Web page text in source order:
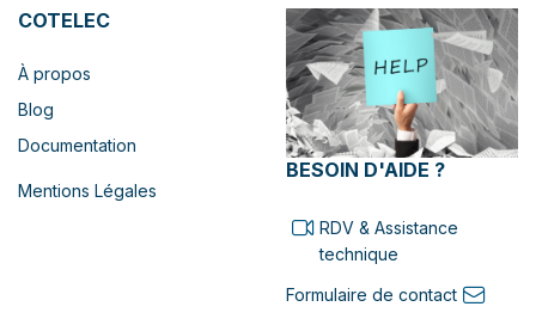
COTELEC
À propos
Blog
Documentation
Mentions Légales
BESOIN D'AIDE ?
RDV & Assistance
technique
Formulaire de contact